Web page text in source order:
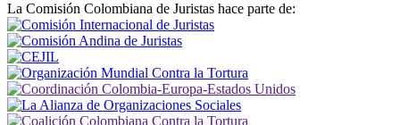
La Comisión Colombiana de Juristas hace parte de: